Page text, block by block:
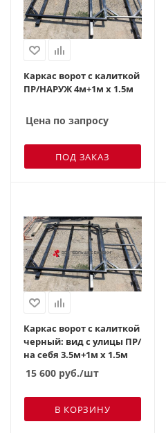
Каркас ворот с калиткой
ПР/НАРУЖ 4м+1м х 1.5м
Цена по запросу
ПОД ЗАКАЗ
Каркас ворот с калиткой
черный: вид с улицы ПР/
на себя 3.5м+1м х 1.5м
15 600 руб./шт
В КОРЗИНУ